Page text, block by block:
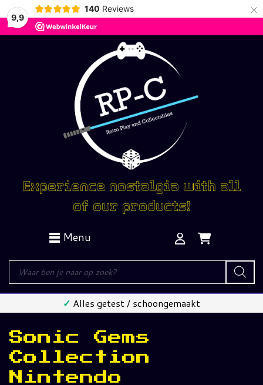
9,9
140 Reviews ×
Experience nostalgia with all
of our products!
Menu
Producten
zoeken
✓ Alles getest / schoongemaakt
Sonic Gems
Collection
Nintendo